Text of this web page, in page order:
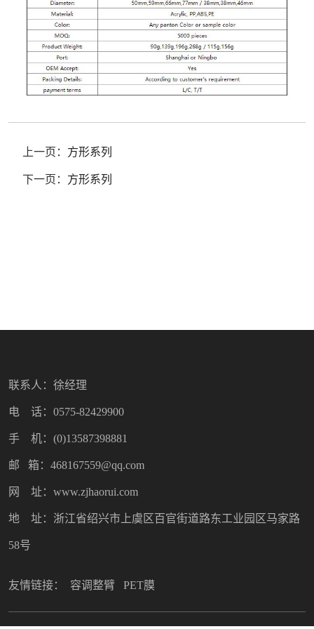
上一页： 方形系列
下一页： 方形系列
联系人：徐经理
电 话：0575-82429900
手 机：(0)13587398881
邮 箱：468167559@qq.com
网 址：www.zjhaorui.com
地 址：浙江省绍兴市上虞区百官街道路东工业园区马家路
58号
友情链接： 容调整臂 PET膜